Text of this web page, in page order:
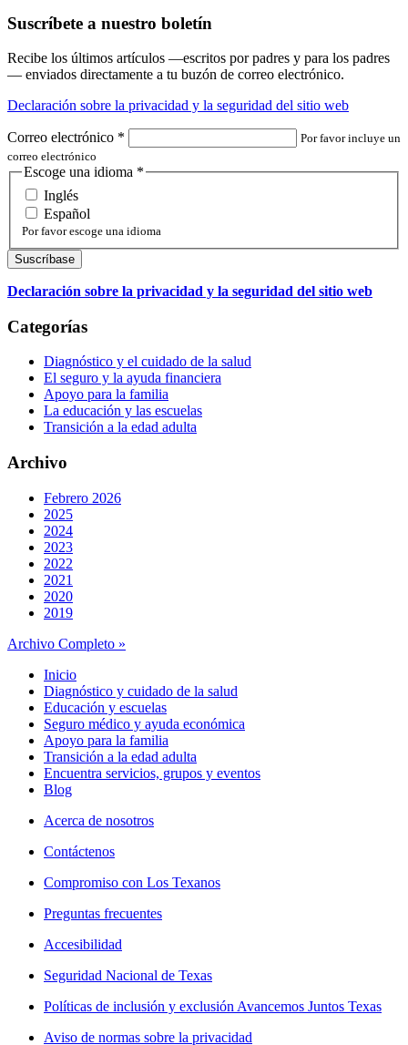
Suscríbete a nuestro boletín
Recibe los últimos artículos —escritos por padres y para los padres
— enviados directamente a tu buzón de correo electrónico.
Declaración sobre la privacidad y la seguridad del sitio web
Correo electrónico *
Por favor incluye un
correo electrónico
Escoge una idioma *
Inglés
Español
Por favor escoge una idioma
Declaración sobre la privacidad y la seguridad del sitio web
Categorías
Diagnóstico y el cuidado de la salud
El seguro y la ayuda financiera
Apoyo para la familia
La educación y las escuelas
Transición a la edad adulta
Archivo
Febrero 2026
2025
2024
2023
2022
2021
2020
2019
Archivo Completo »
Inicio
Diagnóstico y cuidado de la salud
Educación y escuelas
Seguro médico y ayuda económica
Apoyo para la familia
Transición a la edad adulta
Encuentra servicios, grupos y eventos
Blog
Acerca de nosotros
Contáctenos
Compromiso con Los Texanos
Preguntas frecuentes
Accesibilidad
Seguridad Nacional de Texas
Políticas de inclusión y exclusión Avancemos Juntos Texas
Aviso de normas sobre la privacidad